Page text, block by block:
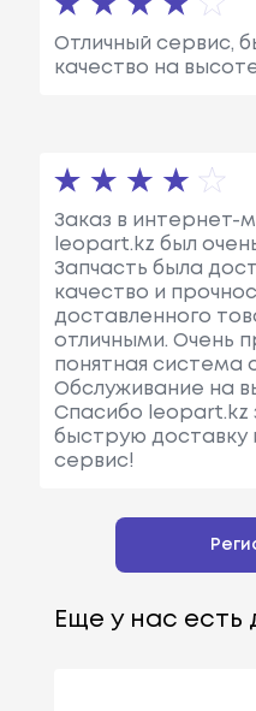
Отличный сервис,
качество на
Заказ в интернет-
leopart.kz был
Запчасть была
качество и
доставленного
отличными. Очень
понятная система
Обслуживание на
Спасибо leopart.kz
быструю доставку
сервис!
Еще у нас есть